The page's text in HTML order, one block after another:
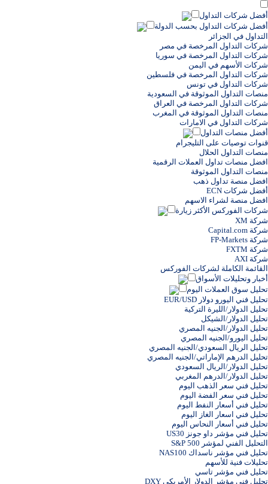
أفضل شركات التداول
أفضل شركات التداول بحسب الدولة
التداول في الجزائر
شركات التداول المرخصة في مصر
شركات التداول المرخصة في سوريا
شركات الأسهم في اليمن
شركات التداول المرخصة في فلسطين
شركات التداول في تونس
منصات التداول الموثوقة في السعودية
شركات التداول المرخصة في العراق
منصات التداول الموثوقة في المغرب
شركات التداول في الامارات
أفضل منصات التداول
قنوات توصيات على التليجرام
منصات التداول الحلال
افضل منصات تداول العملات الرقمية
منصات التداول الموثوقة
افضل منصة تداول ذهب
أفضل شركات ECN
افضل منصة لشراء الاسهم
شركات الفوركس الأكثر زيارة
شركة XM
شركة Capital.com
شركة FP-Markets
شركة FXTM
شركة AXI
القائمة الكاملة لشركات الفوركس
أخبار وتحليلات الأسواق
تحليل سوق العملات اليوم
تحليل فني اليورو دولار EUR/USD
تحليل الدولار/الليرة التركية
تحليل الدولار/الشيكل
تحليل الدولار/الجنيه المصري
تحليل اليورو/الجنيه المصري
تحليل الريال السعودي/الجنيه المصري
تحليل الدرهم الإماراتي/الجنيه المصري
تحليل الدولار/الريال السعودي
تحليل الدولار/الدرهم المغربي
تحليل فني سعر الذهب اليوم
تحليل فني سعر الفضة اليوم
تحليل فني أسعار النفط اليوم
تحليل فني اسعار الغاز اليوم
تحليل فني أسعار النحاس اليوم
تحليل فني مؤشر داو جونز US30
التحليل الفني لمؤشر S&P 500
تحليل فني مؤشر ناسداك NAS100
تحليلات فنية للأسهم
تحليل فني مؤشر تاسي
تحليل فني مؤشر الدولار الأمريكي DXY